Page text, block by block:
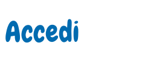
Accedi